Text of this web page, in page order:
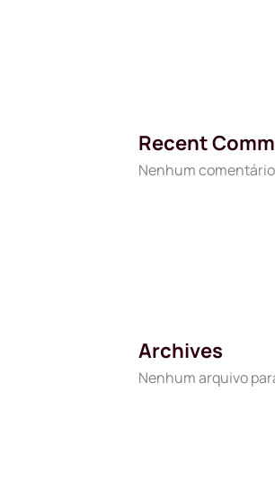
Recent
Nenhum
Archives
Nenhum arquivo